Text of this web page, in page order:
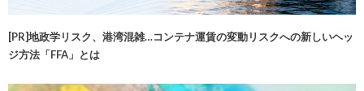
[PR]地政学リスク、港湾混雑…コンテナ運賃の変動リスクへの新しいヘッ
ジ方法「FFA」とは